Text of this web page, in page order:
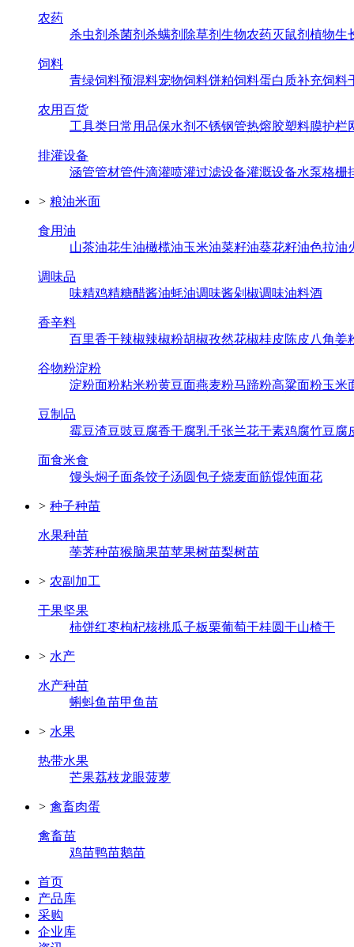
农药
杀虫剂 杀菌剂 杀螨剂 除草剂 生物农药灭鼠剂 植物生
饲料
青绿饲料预混料宠物饲料饼粕饲料蛋白质补充饲料
农用百货
工具类日常用品保水剂 不锈钢管热熔胶塑料膜护栏
排灌设备
涵管管材管件滴灌喷灌过滤设备灌溉设备水泵格栅
> 粮油米面
食用油
山茶油花生油橄榄油玉米油菜籽油葵花籽油色拉油
调味品
味精鸡精糖醋酱油蚝油调味酱剁椒调味油料酒
香辛料
百里香干辣椒辣椒粉胡椒孜然花椒桂皮陈皮八角姜
谷物粉淀粉
淀粉面粉粘米粉黄豆面燕麦粉马蹄粉高粱面粉玉米
豆制品
霉豆渣豆豉豆腐香干腐乳千张兰花干素鸡腐竹豆腐
面食米食
馒头焖子面条饺子汤圆包子烧麦面筋馄饨面花
> 种子种苗
水果种苗
荸荠种苗猴脑果苗苹果树苗梨树苗
> 农副加工
干果坚果
柿饼红枣枸杞核桃瓜子板栗葡萄干桂圆干山楂干
> 水产
水产种苗
蝌蚪鱼苗甲鱼苗
> 水果
热带水果
芒果荔枝龙眼菠萝
> 禽畜肉蛋
禽畜苗
鸡苗鸭苗鹅苗
首页
产品库
采购
企业库